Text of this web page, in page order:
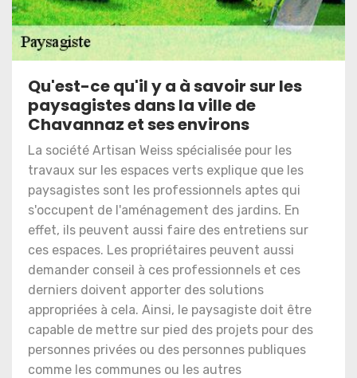
Qu'est-ce qu'il y a à savoir sur les
paysagistes dans la ville de
Chavannaz et ses environs
La société Artisan Weiss spécialisée pour les
travaux sur les espaces verts explique que les
paysagistes sont les professionnels aptes qui
s'occupent de l'aménagement des jardins. En
effet, ils peuvent aussi faire des entretiens sur
ces espaces. Les propriétaires peuvent aussi
demander conseil à ces professionnels et ces
derniers doivent apporter des solutions
appropriées à cela. Ainsi, le paysagiste doit être
capable de mettre sur pied des projets pour des
personnes privées ou des personnes publiques
comme les communes ou les autres